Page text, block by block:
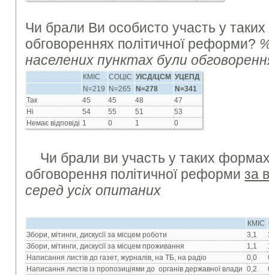
Чи брали Ви особисто участь у таких
обговореннях політичної реформи?
населених пунктах були
КМІС СОЦІС УІСД/ЦСМ
УЦЕПД
N=219
N=265 N=278
N=341
Так
45 45 48
47
Ні
54 55 51
53
Немає відповіді 1 0 1 0
Чи брали ви участь у таких формах
обговорення політичної реформиза
серед усіх опитаних
КМІС
Збори, мітинги, дискусії за місцем роботи
3,1
Збори, мітинги, дискусії за місцем проживання
1,1
Написання листів до газет, журналів, на ТБ, на радіо
0,0
Написання листів із пропозиціями до органів державної влади
0,2